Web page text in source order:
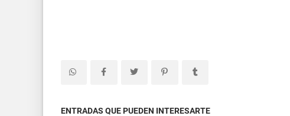
ENTRADAS QUE PUEDEN INTERESARTE